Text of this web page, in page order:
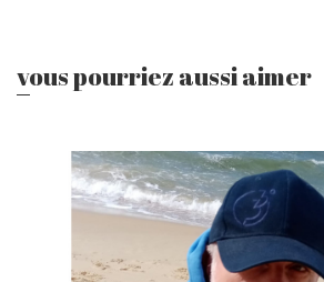
vous pourriez aussi aimer